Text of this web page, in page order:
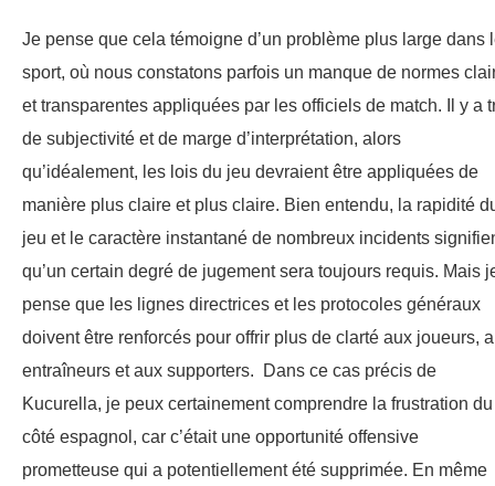
Je pense que cela témoigne d’un problème plus large dans
sport, où nous constatons parfois un manque de normes
et transparentes appliquées par les officiels de match. Il y a
de subjectivité et de marge d’interprétation, alors
qu’idéalement, les lois du jeu devraient être appliquées de
manière plus claire et plus claire. Bien entendu, la rapidité
jeu et le caractère instantané de nombreux incidents
qu’un certain degré de jugement sera toujours requis. Mais
pense que les lignes directrices et les protocoles généraux
doivent être renforcés pour offrir plus de clarté aux joueurs,
entraîneurs et aux supporters. Dans ce cas précis de
Kucurella, je peux certainement comprendre la frustration du
côté espagnol, car c’était une opportunité offensive
prometteuse qui a potentiellement été supprimée. En même